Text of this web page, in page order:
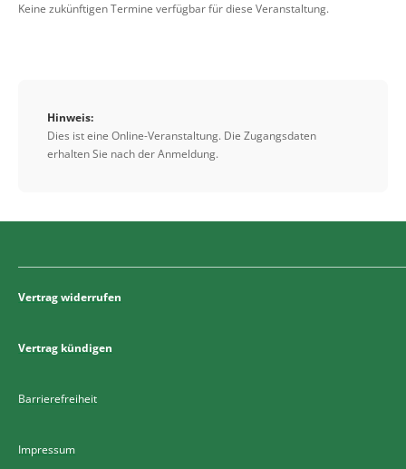
Keine zukünftigen Termine verfügbar für diese Veranstaltung.
Hinweis:
Dies ist eine Online-Veranstaltung. Die Zugangsdaten
erhalten Sie nach der Anmeldung.
Vertrag widerrufen
Vertrag kündigen
Barrierefreiheit
Impressum